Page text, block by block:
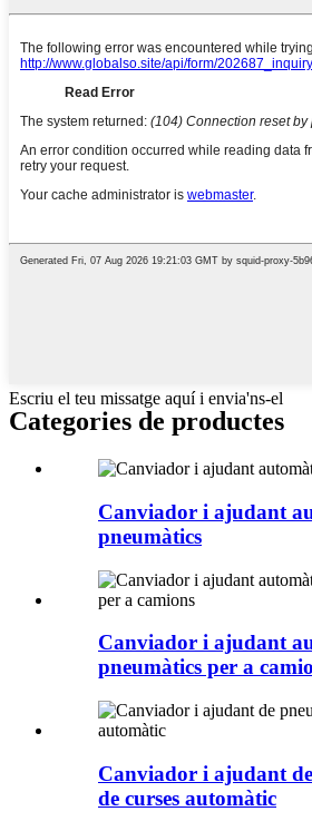
Escriu el teu missatge aquí i envia'ns-el
Categories de productes
Canviador i ajudant
pneumàtics
Canviador i ajudant
pneumàtics per a
Canviador i ajudant
de curses automàtic